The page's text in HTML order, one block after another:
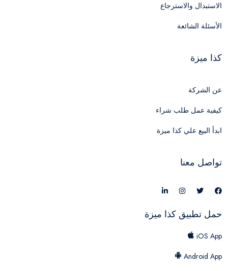
الاستبدال والاسترجاع
الأسئلة الشائعة
كذا ميزة
عن الشركة
كيفية عمل طلب شراء
ابدأ البيع علي كذا ميزة
تواصل معنا
حمل تطبيق كذا ميزة
iOS App
Android App